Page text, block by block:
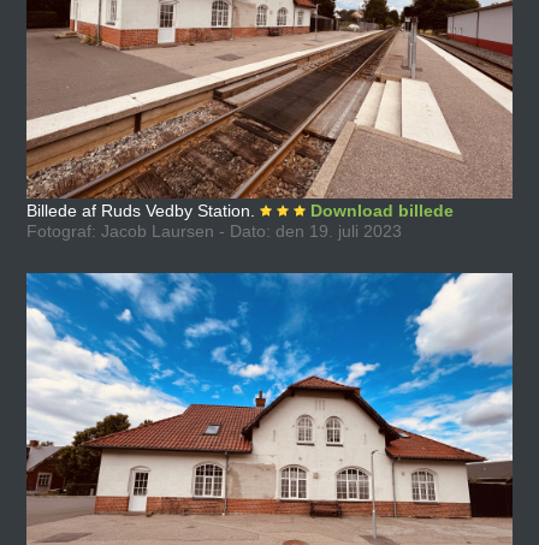
Billede af Ruds Vedby Station.
Download billede
Fotograf: Jacob Laursen - Dato: den 19. juli 2023